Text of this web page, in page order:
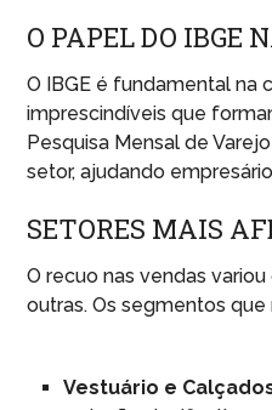
O PAPEL DO IBGE
O IBGE é fundamental na
imprescindíveis que
Pesquisa Mensal de
setor, ajudando
SETORES MAIS
O recuo nas vendas
outras. Os segmentos
Vestuário e